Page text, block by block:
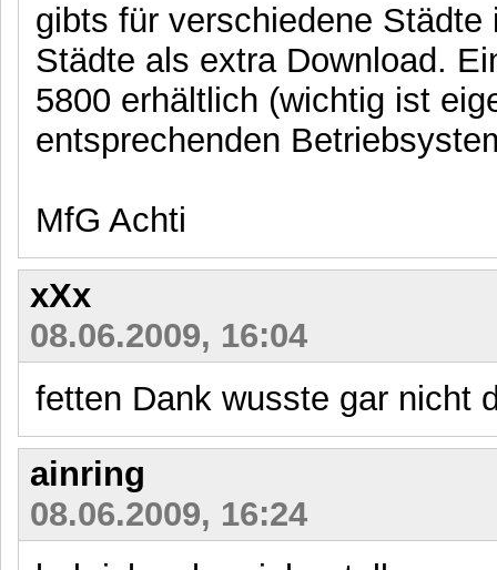
gibts für verschiedene
Städte als extra Download.
5800 erhältlich (wichtig ist
entsprechenden
MfG Achti
xXx
08.06.2009, 16:04
fetten Dank wusste gar nicht
ainring
08.06.2009, 16:24